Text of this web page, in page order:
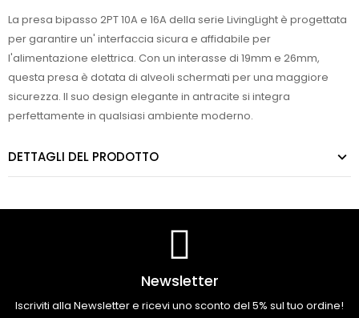
La presa bipasso 2PT 10A e 16A della serie LivingLight è progettata
per garantire un' interfaccia sicura e affidabile per
l'alimentazione elettrica. Con un interasse di 19mm e 26mm,
questa presa è dotata di alveoli schermati per una maggiore
sicurezza. Il suo design elegante in antracite si integra
perfettamente in qualsiasi ambiente moderno.
DETTAGLI DEL PRODOTTO
Newsletter
Iscriviti alla Newsletter e ricevi uno sconto del 5% sul tuo ordine!